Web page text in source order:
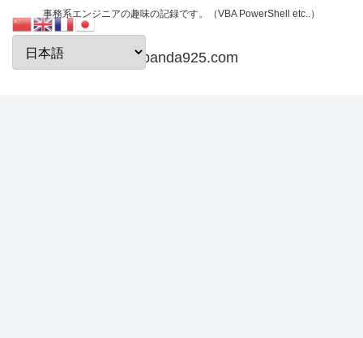
事務系エンジニアの趣味の記録です。（VBA PowerShell etc..）
papanda925.com